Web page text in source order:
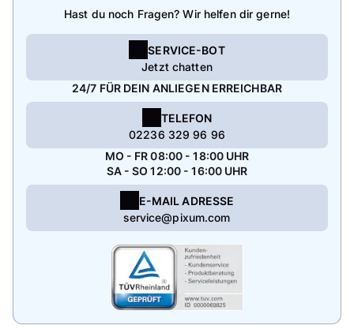
Hast du noch Fragen? Wir helfen dir gerne!
SERVICE-BOT
Jetzt chatten
24/7 FÜR DEIN ANLIEGEN ERREICHBAR
TELEFON
02236 329 96 96
MO - FR 08:00 - 18:00 UHR
SA - SO 12:00 - 16:00 UHR
E-MAIL ADRESSE
service@pixum.com